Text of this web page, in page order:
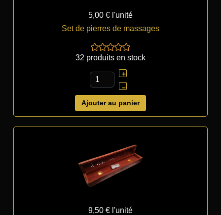
5,00 € l'unité
Set de pierres de massages
32 produits en stock
+
–
Ajouter au panier
9,50 € l'unité